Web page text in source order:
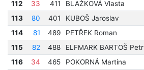
112
33 411 BLAŽKOVÁ Vlasta
113
80 401 KUBOŠ Jaroslav
114
81 489 PETŘEK Roman
115
82 488 ELFMARK BARTOŠ Petr
116
34 465 POKORNÁ Martina